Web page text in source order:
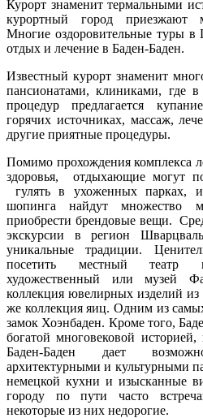
Курорт знаменит термальными
курортный город приезжают
Многие оздоровительные туры
отдых и лечение в Баден-Баден.
Известный курорт знаменит
пансионатами, клиниками, где в
процедур предлагается
горячих источниках, массаж,
другие приятные процедуры.
Помимо прохождения комплекса
здоровья, отдыхающие могут
гулять в ухоженных парках,
шопинга найдут множество
приобрести брендовые вещи.
экскурсии в регион
уникальные традиции.
посетить местный театр
художественный или музей
коллекция ювелирных изделий
же коллекция яиц. Одним из
замок Хоэнбаден. Кроме того,
богатой многовековой
Баден-Баден дает
архитектурными и культурными
немецкой кухни и изысканные
городу по пути часто
некоторые из них недорогие.